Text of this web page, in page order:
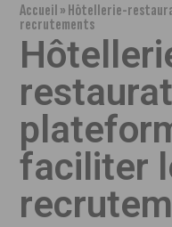
Accueil»Hôtellerie-
recrutements
faciliter